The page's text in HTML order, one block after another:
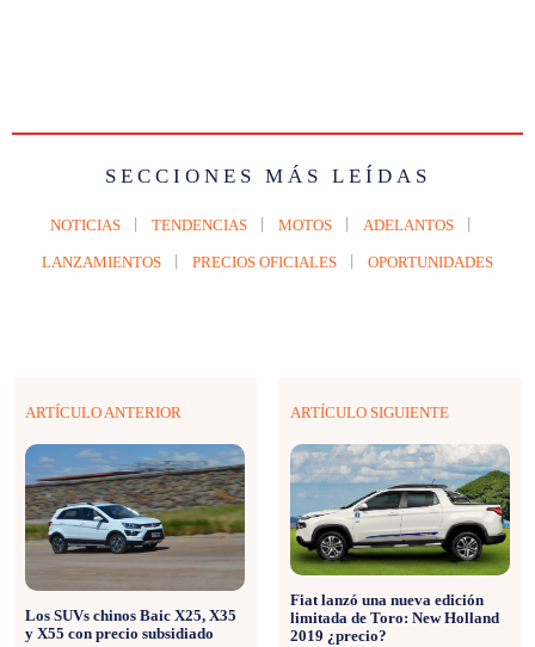
SECCIONES MÁS LEÍDAS
NOTICIAS TENDENCIAS MOTOS ADELANTOS
LANZAMIENTOS PRECIOS OFICIALES OPORTUNIDADES
ARTÍCULO ANTERIOR
Los SUVs chinos Baic X25, X35
y X55 con precio subsidiado
ARTÍCULO SIGUIENTE
Fiat lanzó una nueva edición
limitada de Toro: New Holland
2019 ¿precio?